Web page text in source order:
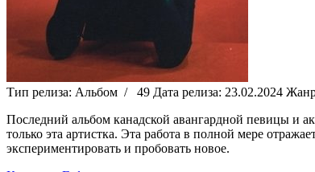
Тип релиза: Альбом / 49 Дата релиза: 23.02.2024
Последний альбом канадской авангардной певицы и
только эта артистка. Эта работа в полной мере
экспериментировать и пробовать новое.